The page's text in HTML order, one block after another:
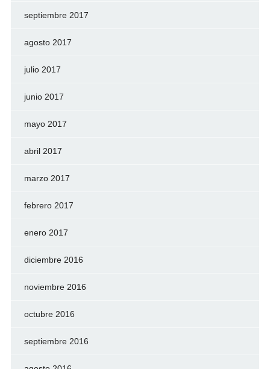
septiembre 2017
agosto 2017
julio 2017
junio 2017
mayo 2017
abril 2017
marzo 2017
febrero 2017
enero 2017
diciembre 2016
noviembre 2016
octubre 2016
septiembre 2016